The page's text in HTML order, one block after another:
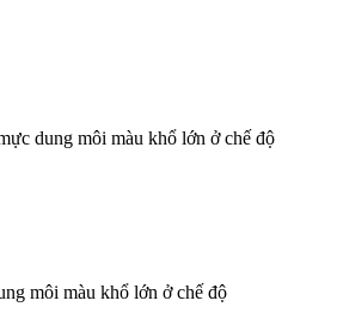
dung môi màu khổ lớn ở chế độ
môi màu khổ lớn ở chế độ